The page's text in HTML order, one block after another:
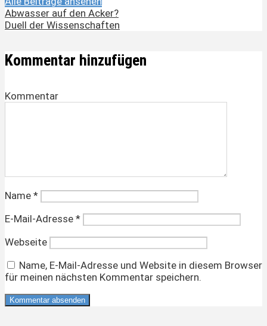
Abwasser auf den Acker?
Duell der Wissenschaften
Kommentar hinzufügen
Kommentar
Name *
E-Mail-Adresse *
Webseite
Name, E-Mail-Adresse und Website in diesem Browser
für meinen nächsten Kommentar speichern.